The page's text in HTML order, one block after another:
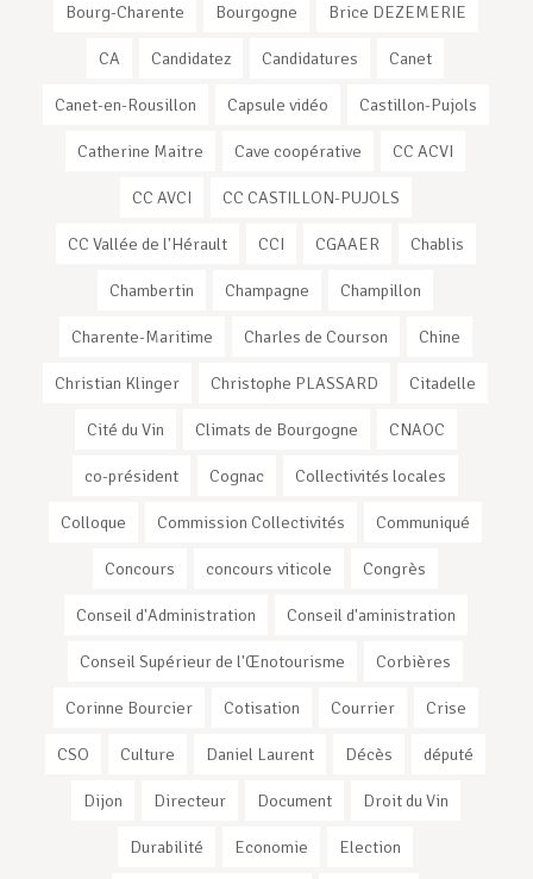
Bourg-Charente Bourgogne Brice DEZEMERIE
CA Candidatez Candidatures Canet
Canet-en-Rousillon Capsule vidéo Castillon-Pujols
Catherine Maitre Cave coopérative CC ACVI
CC AVCI CC CASTILLON-PUJOLS
CC Vallée de l'Hérault CCI CGAAER Chablis
Chambertin Champagne Champillon
Charente-Maritime Charles de Courson Chine
Christian Klinger Christophe PLASSARD Citadelle
Cité du Vin Climats de Bourgogne CNAOC
co-président Cognac Collectivités locales
Colloque Commission Collectivités Communiqué
Concours concours viticole Congrès
Conseil d'Administration Conseil d'aministration
Conseil Supérieur de l'Œnotourisme Corbières
Corinne Bourcier Cotisation Courrier Crise
CSO Culture Daniel Laurent Décès député
Dijon Directeur Document Droit du Vin
Durabilité Economie Election